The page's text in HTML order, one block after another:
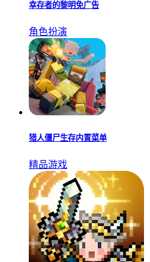
幸存者的黎明免广告
角色扮演
猎人僵尸生存内置菜单
精品游戏